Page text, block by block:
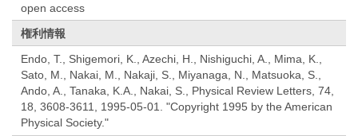
open access
権利情報
Endo, T., Shigemori, K., Azechi, H., Nishiguchi, A., Mima, K.,
Sato, M., Nakai, M., Nakaji, S., Miyanaga, N., Matsuoka, S.,
Ando, A., Tanaka, K.A., Nakai, S., Physical Review Letters, 74,
18, 3608-3611, 1995-05-01. "Copyright 1995 by the American
Physical Society."